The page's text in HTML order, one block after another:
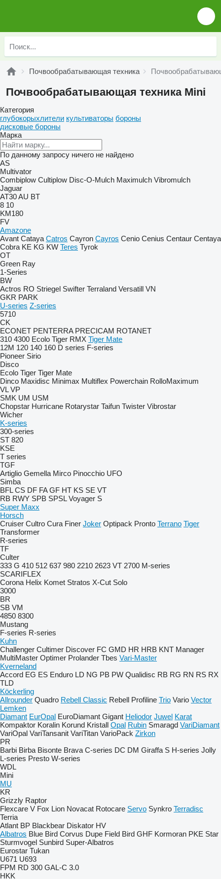
Почвообрабатывающая техника
Почвообрабатывающая техника Mini
Категория
глубокорыхлители культиваторы бороны
дисковые бороны
Марка
По данному запросу ничего не найдено
AS
Multivator
Combiplow Cultiplow Disc-O-Mulch Maximulch Vibromulch
Jaguar
AT30AU BT
8 10
KM180
FV
Amazone
Avant Cataya Catros Cayron Cayros Cenio Cenius Centaur Centaya
Cobra KE KG KW Teres Tyrok
OT
Green Ray
1-Series
BW
Actros RO Striegel Swifter Terraland Versatill VN
GKR PARK
U-series Z-series
5710
CK
ECONET PENTERRA PRECICAM ROTANET
310 4300 Ecolo Tiger RMX Tiger Mate
12M 120 140 160 D series F-series
Pioneer Sirio
Disco
Ecolo Tiger Tiger Mate
Dinco Maxidisc Minimax Multiflex Powerchain RolloMaximum
VL VP
SMK UM USM
Chopstar Hurricane Rotarystar Taifun Twister Vibrostar
Wicher
K-series
300-series
ST 820
KSE
T series
TGF
Artiglio Gemella Mirco Pinocchio UFO
Simba
BFL CS DF FA GF HT KS SE VT
RB RWY SPB SPSL Voyager S
Super Maxx
Horsch
Cruiser Cultro Cura Finer Joker Optipack Pronto Terrano Tiger
Transformer
R-series
TF
Culter
333 G 410 512 637 980 2210 2623 VT 2700 M-series
SCARIFLEX
Corona Helix Komet Stratos X-Cut Solo
3000
BR
SB VM
4850 8300
Mustang
F-series R-series
Kuhn
Challenger Cultimer Discover FC GMD HR HRB KNT Manager
MultiMaster Optimer Prolander Tbes Vari-Master
Kverneland
Accord EG ES Enduro LD NG PB PW Qualidisc RB RG RN RS RX
TLD
Köckerling
Allrounder Quadro Rebell Classic Rebell Profiline Trio Vario Vector
Lemken
Diamant EurOpal EuroDiamant Gigant Heliodor Juwel Karat
Kompaktor Koralin Korund Kristall Opal Rubin Smaragd VariDiamant
VariOpal VariTansanit VariTitan VarioPack Zirkon
PR
Barbi Birba Bisonte Brava C-series DC DM Giraffa S H-series Jolly
L-series Presto W-series
WDL
Mini
MU
KR
Grizzly Raptor
Flexcare V Fox Lion Novacat Rotocare Servo Synkro Terradisc
Terria
Atlant BP Blackbear Diskator HV
Albatros Blue Bird Corvus Dupe Field Bird GHF Kormoran PKE Star
Sturmvogel Sunbird Super-Albatros
Eurostar Tukan
U671 U693
FPM RD 300 GAL-C 3.0
HKK